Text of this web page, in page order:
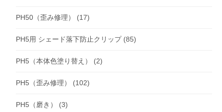
PH50（歪み修理） (17)
PH5用 シェード落下防止クリップ(85)
PH5（本体色塗り替え） (2)
PH5（歪み修理） (102)
PH5（磨き） (3)